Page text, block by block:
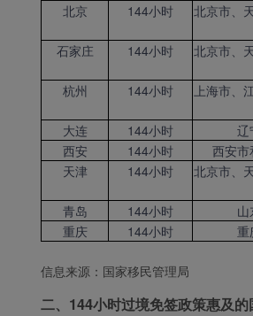
北京
144小时
北京市、
石家庄
144小时
北京市、
杭州
144小时
上海市、
大连
144小时
辽
西安
144小时
西安市
天津
144小时
北京市、
青岛
144小时
重庆
144小时 重
信息来源：国家移民管理局
二、144小时过境免签政策惠及的
型和分析型Cookie
保我们的网站正常运
并为您提供最佳的用
验。 使用本网站，
和分析型Cookie将
在您的浏览器中。
在您的同意下，我们
使用营销Cookie (i)
我们的营销绩效 (ii)
化我们广告中的优惠
息。 通过放置这些
Cookie，厦门航空和
方可以跟踪您的互联